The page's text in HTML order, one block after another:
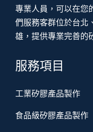
專業人員，可以在您
們服務客群位於台北
雄，提供專業完善的
服務項目
工業矽膠產品製作
食品級矽膠產品製作